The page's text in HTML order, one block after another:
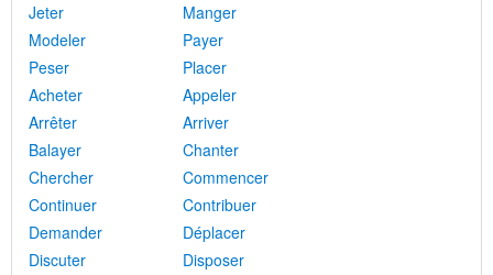
Jeter
Manger
Modeler
Payer
Peser
Placer
Acheter
Appeler
Arrêter
Arriver
Balayer
Chanter
Chercher
Commencer
Continuer
Contribuer
Demander
Déplacer
Discuter
Disposer